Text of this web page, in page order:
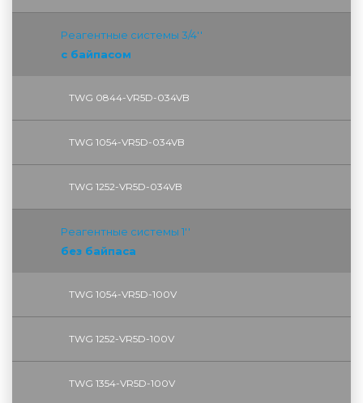
Реагентные системы 3/4''
с байпасом
TWG 0844-VR5D-034VB
TWG 1054-VR5D-034VB
TWG 1252-VR5D-034VB
Реагентные системы 1''
без байпаса
TWG 1054-VR5D-100V
TWG 1252-VR5D-100V
TWG 1354-VR5D-100V